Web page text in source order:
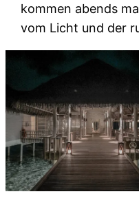
kommen abends
vom Licht und der